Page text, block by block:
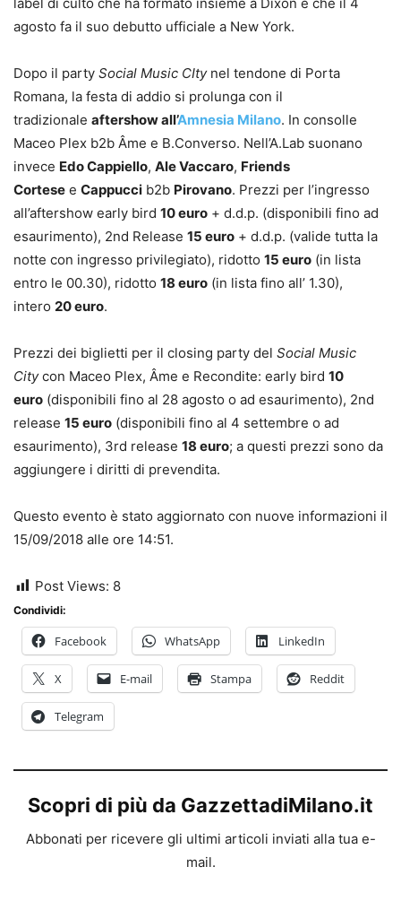
agosto fa il suo debutto ufficiale a New York.
Dopo il party Social Music CItynel tendone di Porta
Romana, la festa di addio si prolunga con il
tradizionale aftershow all’Amnesia Milano. In consolle
Maceo Plex b2b Âme e B.Converso. Nell’A.Lab suonano
invece Edo Cappiello, Ale Vaccaro, Friends
Cortese e Cappucci b2b Pirovano. Prezzi per l’ingresso
all’aftershow early bird 10 euro + d.d.p. (disponibili fino ad
esaurimento), 2nd Release 15 euro + d.d.p. (valide tutta la
notte con ingresso privilegiato), ridotto 15 euro (in lista
entro le 00.30), ridotto 18 euro (in lista fino all’ 1.30),
intero 20 euro.
Prezzi dei biglietti per il closing party del Social Music
Citycon Maceo Plex, Âme e Recondite: early bird 10
euro (disponibili fino al 28 agosto o ad esaurimento), 2nd
release 15 euro (disponibili fino al 4 settembre o ad
esaurimento), 3rd release 18 euro; a questi prezzi sono da
aggiungere i diritti di prevendita.
Questo evento è stato aggiornato con nuove informazioni il
15/09/2018 alle ore 14:51.
Post Views: 8
Condividi:
Facebook WhatsApp LinkedIn
X E-mail Stampa Reddit
Telegram
Scopri di più da GazzettadiMilano.it
Abbonati per ricevere gli ultimi articoli inviati alla tua e-
mail.